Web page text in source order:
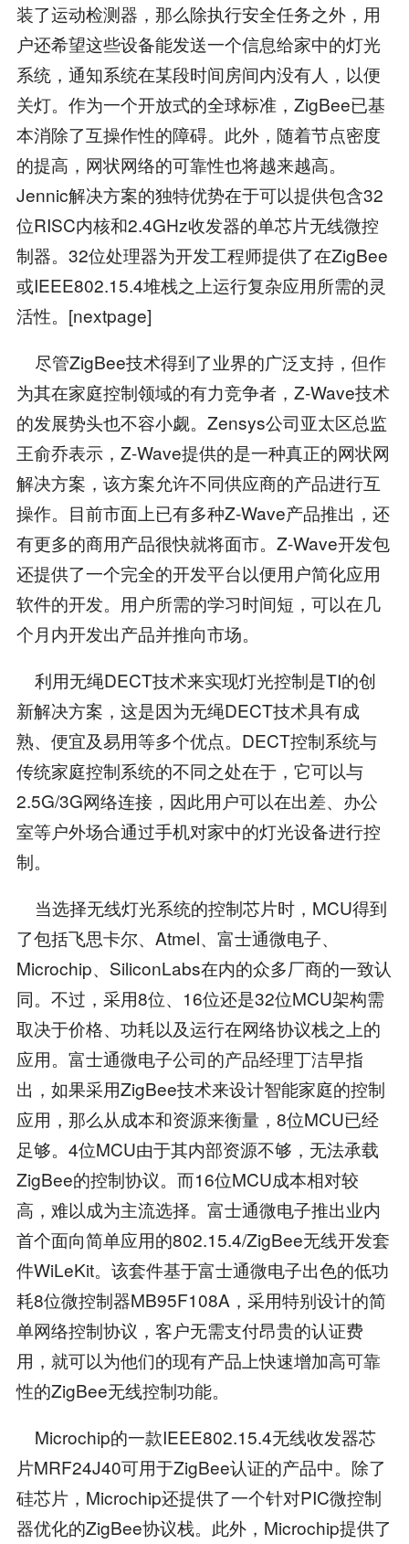
装了运动检测器，那么除执行安全任务之外，用
户还希望这些设备能发送一个信息给家中的灯光
系统，通知系统在某段时间房间内没有人，以便
关灯。作为一个开放式的全球标准，ZigBee已基
本消除了互操作性的障碍。此外，随着节点密度
的提高，网状网络的可靠性也将越来越高。
Jennic解决方案的独特优势在于可以提供包含32
位RISC内核和2.4GHz收发器的单芯片无线微控
制器。32位处理器为开发工程师提供了在ZigBee
或IEEE802.15.4堆栈之上运行复杂应用所需的灵
活性。[nextpage]
尽管ZigBee技术得到了业界的广泛支持，但作
为其在家庭控制领域的有力竞争者，Z-Wave技术
的发展势头也不容小觑。Zensys公司亚太区总监
王俞乔表示，Z-Wave提供的是一种真正的网状网
解决方案，该方案允许不同供应商的产品进行互
操作。目前市面上已有多种Z-Wave产品推出，还
有更多的商用产品很快就将面市。Z-Wave开发包
还提供了一个完全的开发平台以便用户简化应用
软件的开发。用户所需的学习时间短，可以在几
个月内开发出产品并推向市场。
利用无绳DECT技术来实现灯光控制是TI的创
新解决方案，这是因为无绳DECT技术具有成
熟、便宜及易用等多个优点。DECT控制系统与
传统家庭控制系统的不同之处在于，它可以与
2.5G/3G网络连接，因此用户可以在出差、办公
室等户外场合通过手机对家中的灯光设备进行控
制。
当选择无线灯光系统的控制芯片时，MCU得到
了包括飞思卡尔、Atmel、富士通微电子、
Microchip、SiliconLabs在内的众多厂商的一致认
同。不过，采用8位、16位还是32位MCU架构需
取决于价格、功耗以及运行在网络协议栈之上的
应用。富士通微电子公司的产品经理丁洁早指
出，如果采用ZigBee技术来设计智能家庭的控制
应用，那么从成本和资源来衡量，8位MCU已经
足够。4位MCU由于其内部资源不够，无法承载
ZigBee的控制协议。而16位MCU成本相对较
高，难以成为主流选择。富士通微电子推出业内
首个面向简单应用的802.15.4/ZigBee无线开发套
件WiLeKit。该套件基于富士通微电子出色的低功
耗8位微控制器MB95F108A，采用特别设计的简
单网络控制协议，客户无需支付昂贵的认证费
用，就可以为他们的现有产品上快速增加高可靠
性的ZigBee无线控制功能。
Microchip的一款IEEE802.15.4无线收发器芯
片MRF24J40可用于ZigBee认证的产品中。除了
硅芯片，Microchip还提供了一个针对PIC微控制
器优化的ZigBee协议栈。此外，Microchip提供了